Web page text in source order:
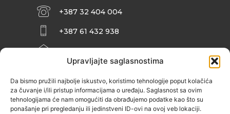
Upravljajte saglasnostima
Da bismo pružili najbolje iskustvo, koristimo tehnologije poput kolačića
za čuvanje i/ili pristup informacijama o uređaju. Saglasnost sa ovim
tehnologijama će nam omogućiti da obrađujemo podatke kao što su
ponašanje pri pregledanju ili jedinstveni ID-ovi na ovoj veb lokaciji.
+387 32 404 004
+387 61 432 938
INFO@ZENIT.BA
ZENIČANKA, 3. SPRAT), 72000 ZENICA